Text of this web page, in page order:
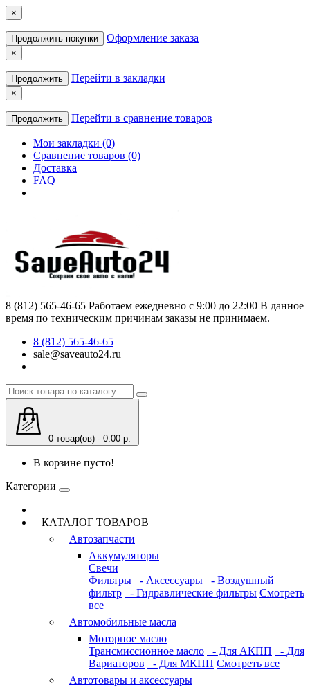
×
Продолжить покупки Оформление заказа
×
Продолжить Перейти в закладки
×
Продолжить Перейти в сравнение товаров
Мои закладки (0)
Сравнение товаров (0)
Доставка
FAQ
8 (812) 565-46-65 Работаем ежедневно с 9:00 до 22:00 В данное
время по техническим причинам заказы не принимаем.
8 (812) 565-46-65
sale@saveauto24.ru
0 товар(ов) - 0.00 р.
В корзине пусто!
Категории
КАТАЛОГ ТОВАРОВ
Автозапчасти
Аккумуляторы
Свечи
Фильтры
- Аксессуары
- Воздушный
фильтр
- Гидравлические фильтры Смотреть
все
Автомобильные масла
Моторное масло
Трансмиссионное масло
- Для АКПП
- Для
Вариаторов
- Для МКПП Смотреть все
Автотовары и аксессуары